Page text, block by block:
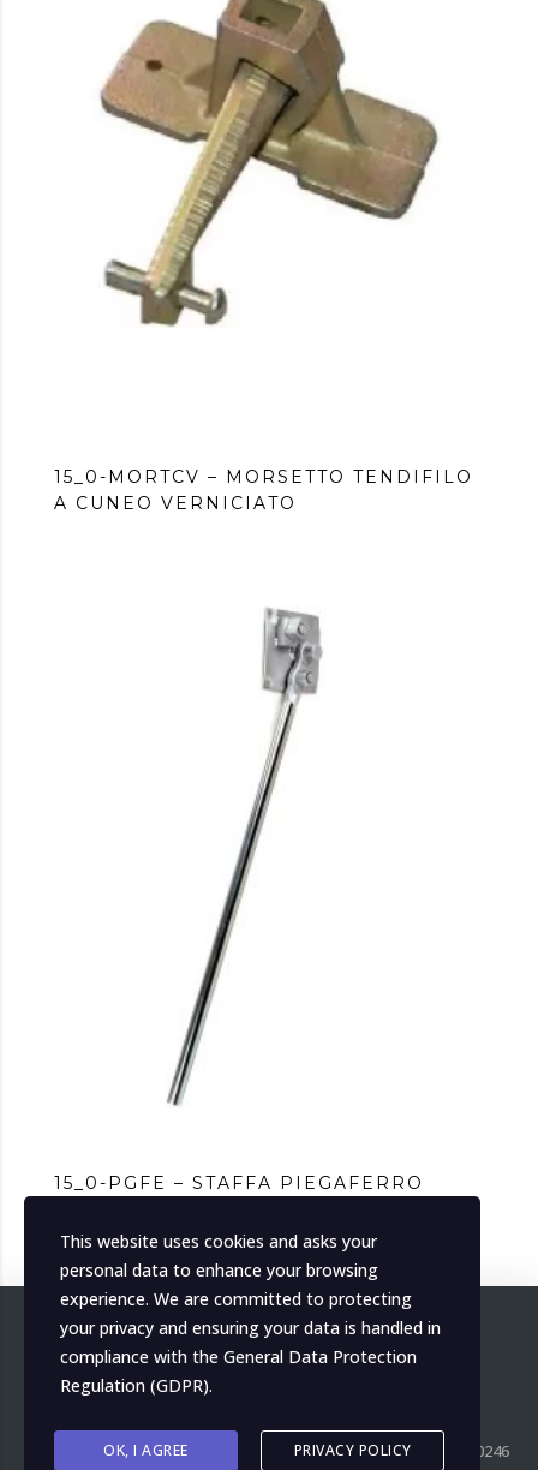
15_0-MORTCV – MORSETTO TENDIFILO
A CUNEO VERNICIATO
15_0-PGFE – STAFFA PIEGAFERRO
Copyright ©2026MH Italia. All right reserved. P.IVA IT04139000246
This website uses cookies and asks your
personal data to enhance your browsing
experience. We are committed to protecting
your privacy and ensuring your data is handled in
compliance with the General Data Protection
Regulation (GDPR).
OK, I AGREE PRIVACY POLICY